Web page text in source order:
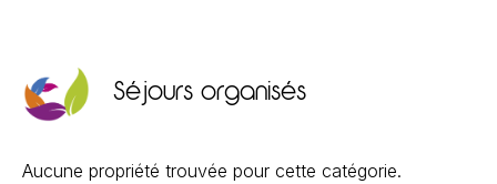
Séjours organisés
Aucune propriété trouvée pour cette catégorie.